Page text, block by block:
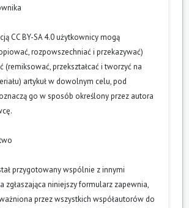
CC BY-SA 4.0 użytkownicy mogą
rozpowszechniać i przekazywać)
(remiksować, przekształcać i tworzyć na
artykuł w dowolnym celu, pod
go w sposób określony przez autora
przygotowany wspólnie z innymi
zgłaszająca niniejszy formularz zapewnia,
przez wszystkich współautorów do